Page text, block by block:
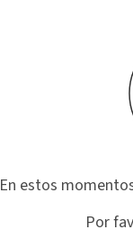
En estos
Por